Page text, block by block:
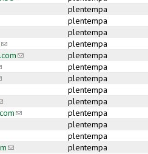
plentempa
plentempa
plentempa
(link sends e-mail)
plentempa
(link sends e-mail)plentempa
sends e-mail)
plentempa
sends e-mail)
plentempa
plentempa
sends e-mail)
plentempa
(link sends e-mail)plentempa
plentempa
plentempa
(link sends e-mail)plentempa